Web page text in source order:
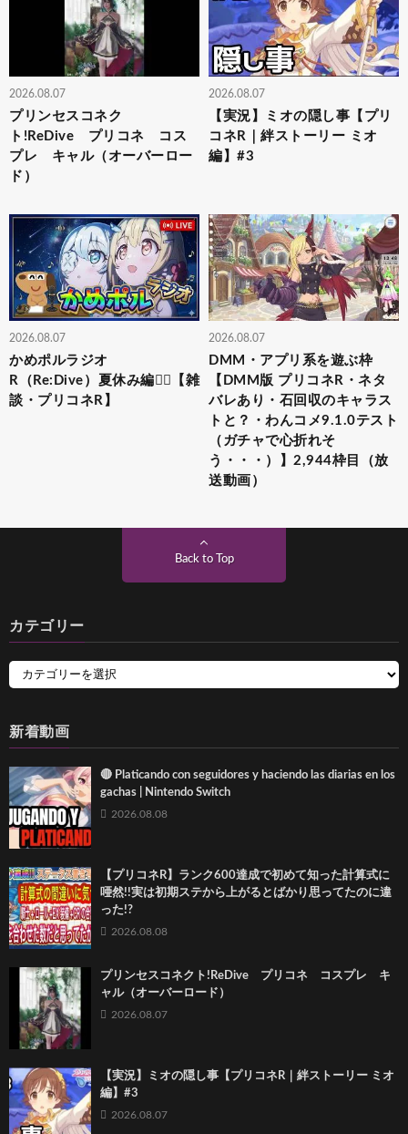
2026.08.07
プリンセスコネク
ト!ReDive プリコネ コス
プレ キャル（オーバーロー
ド）
2026.08.07
【実況】ミオの隠し事【プリ
コネR｜絆ストーリー ミオ
編】#3
2026.08.07
かめポルラジオ
R（Re:Dive）⁠夏休み編🏄‍♀️【雑
談・プリコネR】
2026.08.07
DMM・アプリ系を遊ぶ枠
【DMM版 プリコネR・ネタ
バレあり・石回収のキャラス
トと？・わんコメ9.1.0テスト
（ガチャで心折れそ
う・・・）】2,944枠目（放
送動画）
Back to Top
カテゴリー
新着動画
🔴 Platicando con seguidores y haciendo las diarias en los
gachas | Nintendo Switch
2026.08.08
【プリコネR】ランク600達成で初めて知った計算式に
唖然!!実は初期ステから上がるとばかり思ってたのに違
った!?
2026.08.08
プリンセスコネクト!ReDive プリコネ コスプレ キ
ャル（オーバーロード）
2026.08.07
【実況】ミオの隠し事【プリコネR｜絆ストーリー ミオ
編】#3
2026.08.07